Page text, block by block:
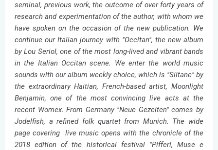
seminal, previous work, the outcome of over forty years of
research and experimentation of the author, with whom we
have spoken on the occasion of the new publication. We
continue our Italian journey with "Occitan", the new album
by Lou Seriol, one of the most long-lived and vibrant bands
in the Italian Occitan scene. We enter the world music
sounds with our album weekly choice, which is "Siltane" by
the extraordinary Haitian, French-based artist, Moonlight
Benjamin, one of the most convincing live acts at the
recent Womex. From Germany "Neue Gezeiten" comes by
Jodelfish, a refined folk quartet from Munich. The wide
page covering live music opens with the chronicle of the
2018 edition of the historical festival "Pifferi, Muse e